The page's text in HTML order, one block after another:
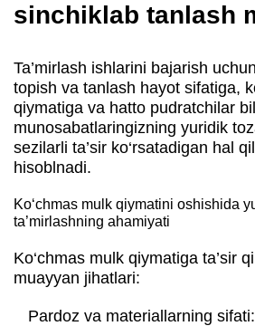
sinchiklab tanlash
Ta’mirlash ishlarini bajarish
topish va tanlash hayot sifatiga,
qiymatiga va hatto pudratchilar
munosabatlaringizning yuridik
sezilarli ta’sir ko‘rsatadigan hal
hisoblnadi.
Ko‘chmas mulk qiymatini oshishida
ta’mirlashning ahamiyati
Ko‘chmas mulk qiymatiga ta’sir
muayyan jihatlari:
Pardoz va materiallarning